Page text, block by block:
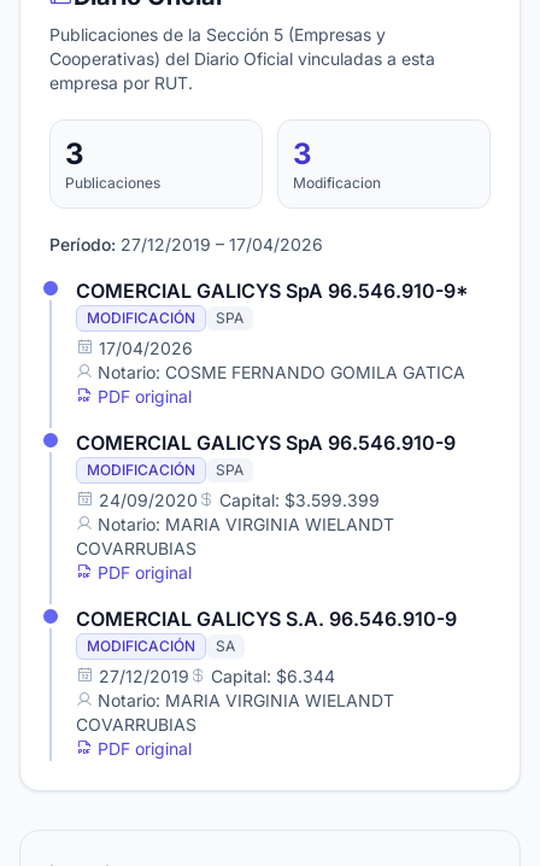
Publicaciones de la Sección 5 (Empresas y
Cooperativas) del Diario Oficial vinculadas a esta
empresa por RUT.
3
Publicaciones
3
Modificacion
Período: 27/12/2019 – 17/04/2026
COMERCIAL GALICYS SpA 96.546.910-9*
MODIFICACIÓN SPA
17/04/2026
Notario: COSME FERNANDO GOMILA GATICA
PDF original
COMERCIAL GALICYS SpA 96.546.910-9
MODIFICACIÓN SPA
24/09/2020
Capital: $3.599.399
Notario: MARIA VIRGINIA WIELANDT
COVARRUBIAS
PDF original
COMERCIAL GALICYS S.A. 96.546.910-9
MODIFICACIÓN SA
27/12/2019
Capital: $6.344
Notario: MARIA VIRGINIA WIELANDT
COVARRUBIAS
PDF original